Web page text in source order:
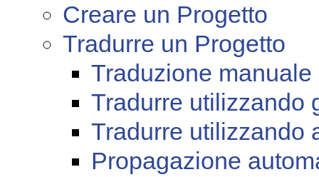
Creare un Progetto
Tradurre un Progetto
Traduzione manuale
Tradurre utilizzando
Tradurre utilizzando
Propagazione